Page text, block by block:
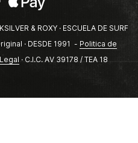
& ROXY · ESCUELA DE SURF
· DESDE 1991 - Politica de
· C.I.C. AV 39178 / TEA 18